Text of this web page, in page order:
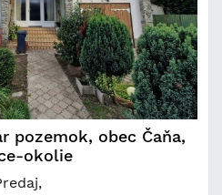
pozemok, obec Čaňa,
okolie